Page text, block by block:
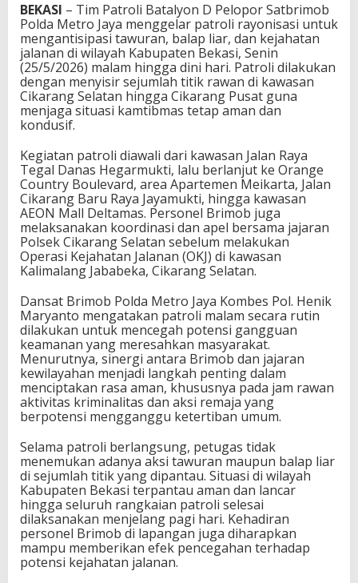
BEKASI – Tim Patroli Batalyon D Pelopor Satbrimob
Polda Metro Jaya menggelar patroli rayonisasi untuk
mengantisipasi tawuran, balap liar, dan kejahatan
jalanan di wilayah Kabupaten Bekasi, Senin
(25/5/2026) malam hingga dini hari. Patroli dilakukan
dengan menyisir sejumlah titik rawan di kawasan
Cikarang Selatan hingga Cikarang Pusat guna
menjaga situasi kamtibmas tetap aman dan
kondusif.
Kegiatan patroli diawali dari kawasan Jalan Raya
Tegal Danas Hegarmukti, lalu berlanjut ke Orange
Country Boulevard, area Apartemen Meikarta, Jalan
Cikarang Baru Raya Jayamukti, hingga kawasan
AEON Mall Deltamas. Personel Brimob juga
melaksanakan koordinasi dan apel bersama jajaran
Polsek Cikarang Selatan sebelum melakukan
Operasi Kejahatan Jalanan (OKJ) di kawasan
Kalimalang Jababeka, Cikarang Selatan.
Dansat Brimob Polda Metro Jaya Kombes Pol. Henik
Maryanto mengatakan patroli malam secara rutin
dilakukan untuk mencegah potensi gangguan
keamanan yang meresahkan masyarakat.
Menurutnya, sinergi antara Brimob dan jajaran
kewilayahan menjadi langkah penting dalam
menciptakan rasa aman, khususnya pada jam rawan
aktivitas kriminalitas dan aksi remaja yang
berpotensi mengganggu ketertiban umum.
Selama patroli berlangsung, petugas tidak
menemukan adanya aksi tawuran maupun balap liar
di sejumlah titik yang dipantau. Situasi di wilayah
Kabupaten Bekasi terpantau aman dan lancar
hingga seluruh rangkaian patroli selesai
dilaksanakan menjelang pagi hari. Kehadiran
personel Brimob di lapangan juga diharapkan
mampu memberikan efek pencegahan terhadap
potensi kejahatan jalanan.